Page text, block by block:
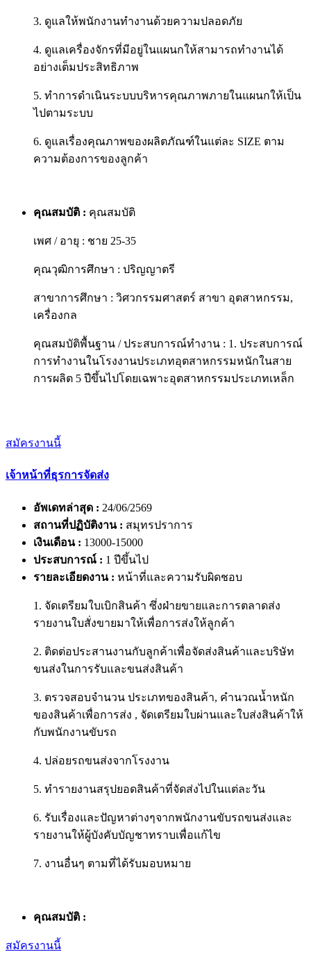
3. ดูแลให้พนักงานทำงานด้วยความปลอดภัย
4. ดูแลเครื่องจักรที่มีอยู่ในแผนกให้สามารถทำงานได้
อย่างเต็มประสิทธิภาพ
5. ทำการดำเนินระบบบริหารคุณภาพภายในแผนกให้เป็น
ไปตามระบบ
6. ดูแลเรื่องคุณภาพของผลิตภัณฑ์ในแต่ละ SIZE ตาม
ความต้องการของลูกค้า
คุณสมบัติ : คุณสมบัติ
เพศ / อายุ : ชาย 25-35
คุณวุฒิการศึกษา : ปริญญาตรี
สาขาการศึกษา : วิศวกรรมศาสตร์ สาขา อุตสาหกรรม,
เครื่องกล
คุณสมบัติพื้นฐาน / ประสบการณ์ทำงาน : 1. ประสบการณ์
การทำงานในโรงงานประเภทอุตสาหกรรมหนักในสาย
การผลิต 5 ปีขึ้นไปโดยเฉพาะอุตสาหกรรมประเภทเหล็ก
สมัครงานนี้
เจ้าหน้าที่ธุรการจัดส่ง
อัพเดทล่าสุด : 24/06/2569
สถานที่ปฏิบัติงาน : สมุทรปราการ
เงินเดือน : 13000-15000
ประสบการณ์ : 1 ปีขึ้นไป
รายละเอียดงาน : หน้าที่และความรับผิดชอบ
1. จัดเตรียมใบเบิกสินค้า ซึ่งฝ่ายขายและการตลาดส่ง
รายงานใบสั่งขายมาให้เพื่อการส่งให้ลูกค้า
2. ติดต่อประสานงานกับลูกค้าเพื่อจัดส่งสินค้าและบริษัท
ขนส่งในการรับและขนส่งสินค้า
3. ตรวจสอบจำนวน ประเภทของสินค้า, คำนวณน้ำหนัก
ของสินค้าเพื่อการส่ง , จัดเตรียมใบผ่านและใบส่งสินค้าให้
กับพนักงานขับรถ
4. ปล่อยรถขนส่งจากโรงงาน
5. ทำรายงานสรุปยอดสินค้าที่จัดส่งไปในแต่ละวัน
6. รับเรื่องและปัญหาต่างๆจากพนักงานขับรถขนส่งและ
รายงานให้ผู้บังคับบัญชาทราบเพื่อแก้ไข
7. งานอื่นๆ ตามที่ได้รับมอบหมาย
คุณสมบัติ :
สมัครงานนี้